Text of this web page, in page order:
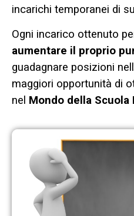
incarichi temporanei di
Ogni incarico ottenuto
aumentare il proprio
guadagnare posizioni
maggiori opportunità di
nel Mondo della Scuola